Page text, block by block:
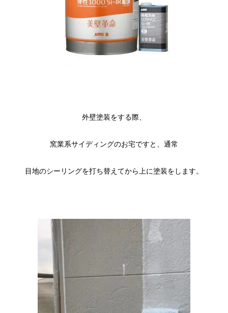
外壁塗装をする際、
窯業系サイディングのお宅ですと、通常
目地のシーリングを打ち替えてから上に塗装をします。